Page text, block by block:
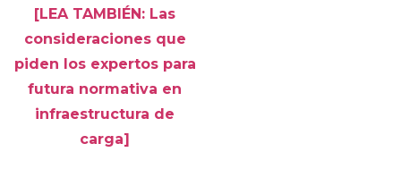
[LEA TAMBIÉN: Las
consideraciones que
piden los expertos para
futura normativa en
infraestructura de
carga]